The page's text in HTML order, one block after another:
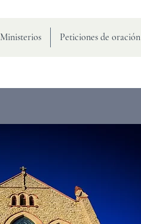
Ministerios Peticiones de oración